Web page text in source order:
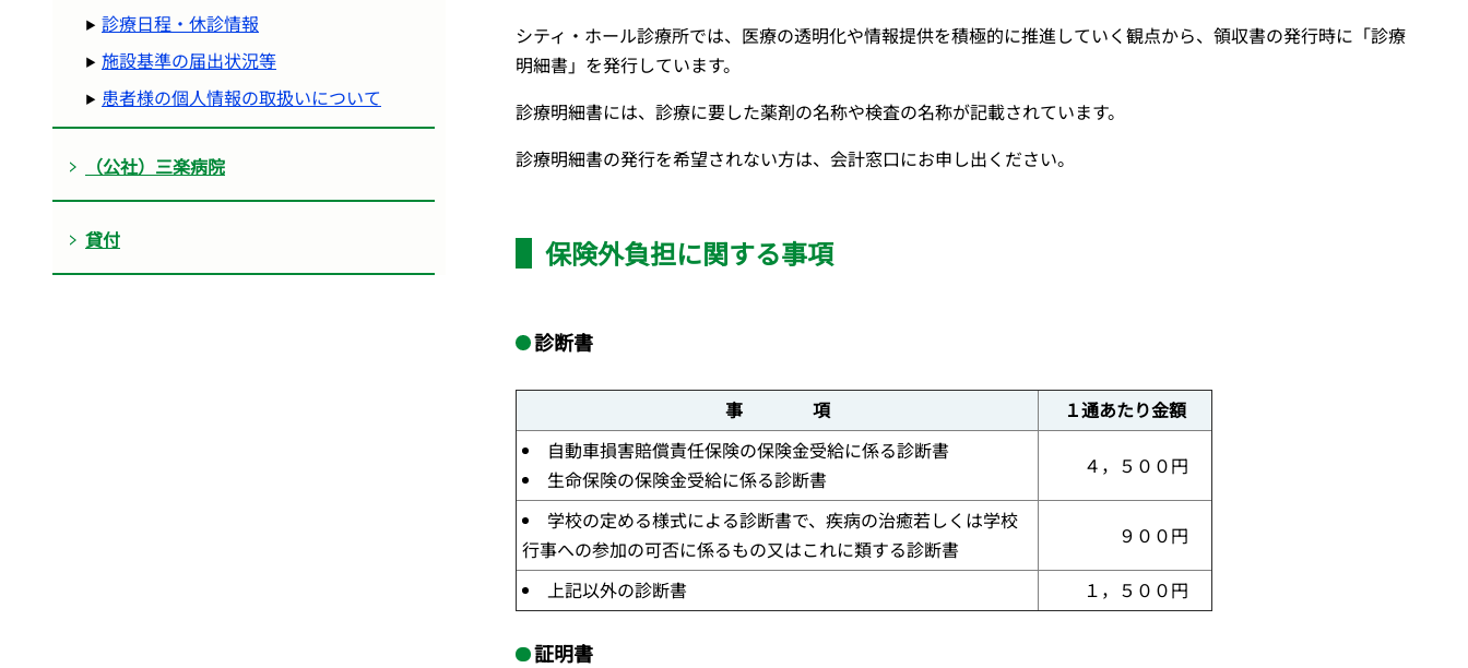
診療日程・休診情報
施設基準の届出状況等
患者様の個人情報の取扱いについて
（公社）三楽病院
貸付
シティ・ホール診療所では、医療の透明化や情報提供を積極的に推進していく観点から、領収書の発行時に「診療
明細書」を発行しています。
診療明細書には、診療に要した薬剤の名称や検査の名称が記載されています。
診療明細書の発行を希望されない方は、会計窓口にお申し出ください。
保険外負担に関する事項
診断書
事 項
１通あたり金額
自動車損害賠償責任保険の保険金受給に係る診断書
生命保険の保険金受給に係る診断書
４，５００円
学校の定める様式による診断書で、疾病の治癒若しくは学校
行事への参加の可否に係るもの又はこれに類する診断書
９００円
上記以外の診断書 １，５００円
証明書